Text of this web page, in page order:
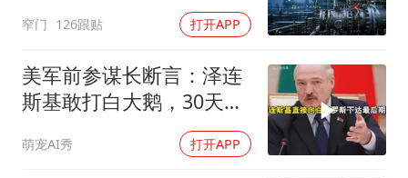
窄门 126跟贴 打开APP
美军前参谋长断言：泽连
斯基敢打白大鹅，30天内
萌宠AI秀 打开APP